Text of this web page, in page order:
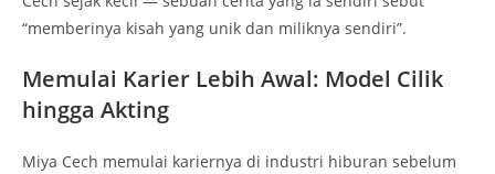
“memberinya kisah yang unik dan miliknya sendiri”.
Memulai Karier Lebih Awal: Model Cilik
hingga Akting
Miya Cech memulai kariernya di industri hiburan sebelum